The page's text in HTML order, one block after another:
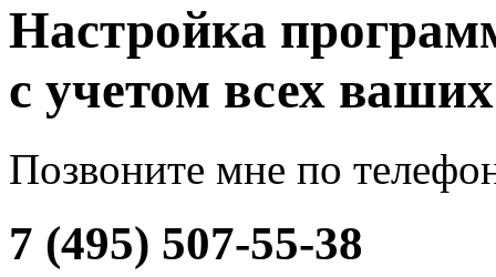
Настройка
с учетом всех
Позвоните мне по
7 (495) 507-55-38